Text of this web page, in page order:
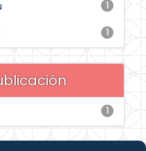
1
1
1